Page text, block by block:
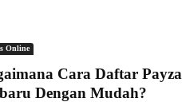
Online
Cara Daftar Payza
Dengan Mudah?